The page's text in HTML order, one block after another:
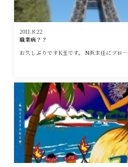
2011.8.22
職業病？？
お久しぶりですK玉です。 N浜主任にブロ…